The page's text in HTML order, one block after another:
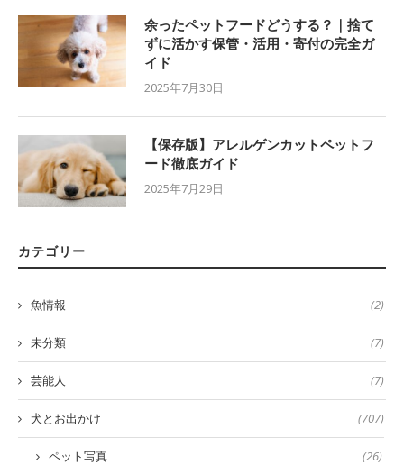
余ったペットフードどうする？｜捨て
ずに活かす保管・活用・寄付の完全ガ
イド
2025年7月30日
【保存版】アレルゲンカットペットフ
ード徹底ガイド
2025年7月29日
カテゴリー
魚情報 (2)
未分類 (7)
芸能人 (7)
犬とお出かけ (707)
ペット写真 (26)